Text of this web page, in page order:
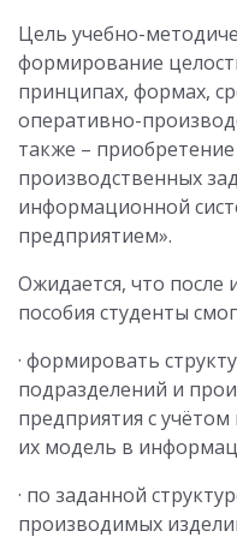
Цель учебно-
формирование
принципах, формах,
оперативно-
также –
производственных
информационной
предприятием».
Ожидается, что после
пособия студенты
· формировать
подразделений и
предприятия с
их модель в
· по заданной
производимых